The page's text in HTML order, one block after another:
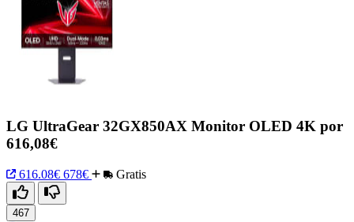
LG UltraGear 32GX850AX Monitor OLED 4K por
616,08€
616.08€ 678€ Gratis
467